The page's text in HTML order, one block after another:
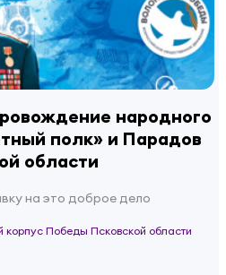
народного
полк» и Парадов
области
на это доброе дело
корпус Победы Псковской области